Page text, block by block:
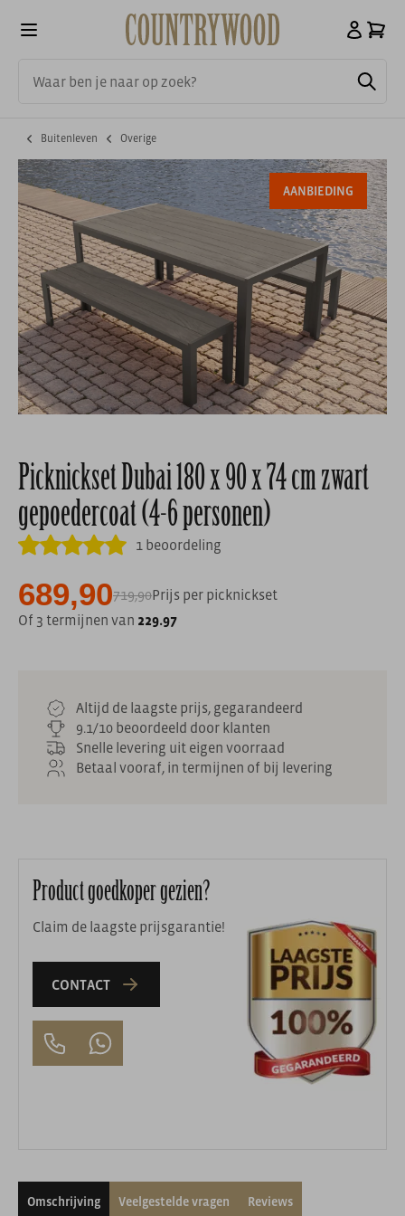
Buitenleven Overige
AANBIEDING
Picknickset Dubai 180 x 90 x 74 cm zwart
gepoedercoat (4-6 personen)
1 beoordeling
689,90719,90Prijs per picknickset
Of 3 termijnen van 229.97
Altijd de laagste prijs, gegarandeerd
9.1/10 beoordeeld door klanten
Snelle levering uit eigen voorraad
Betaal vooraf, in termijnen of bij levering
Product goedkoper gezien?
Claim de laagste prijsgarantie!
CONTACT
Omschrijving Veelgestelde vragen Reviews